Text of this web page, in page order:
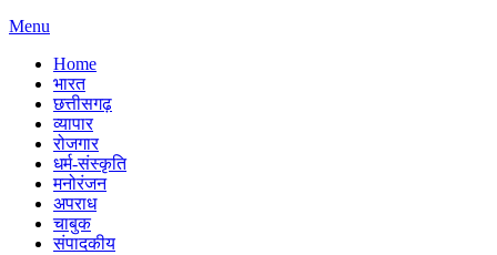
Menu
Home
भारत
छत्तीसगढ़
व्यापार
रोजगार
धर्म-संस्कृति
मनोरंजन
अपराध
चाबुक
संपादकीय